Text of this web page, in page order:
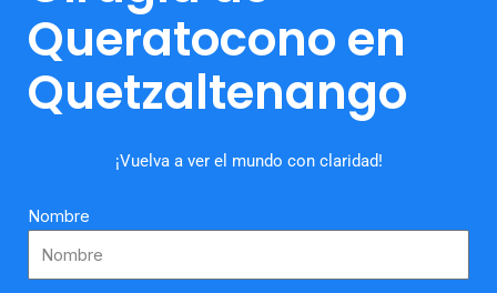
Queratocono en
Quetzaltenango
¡Vuelva a ver el mundo con claridad!
Nombre